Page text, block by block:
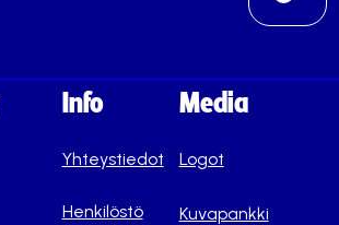
Info
Yhteystiedot
Henkilöstö
Media
Logot
Kuvapankki